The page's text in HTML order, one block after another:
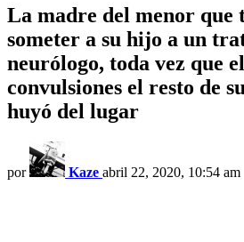
La madre del menor que
someter a su hijo a un
neurólogo, toda vez que
convulsiones el resto de
huyó del lugar
por Kaze abril 22, 2020, 10:54 am